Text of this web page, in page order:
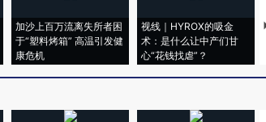
加沙上百万流离失所者困
于“塑料烤箱” 高温引发健
康危机
视线｜HYROX的吸金
术：是什么让中产们甘
心“花钱找虐”？